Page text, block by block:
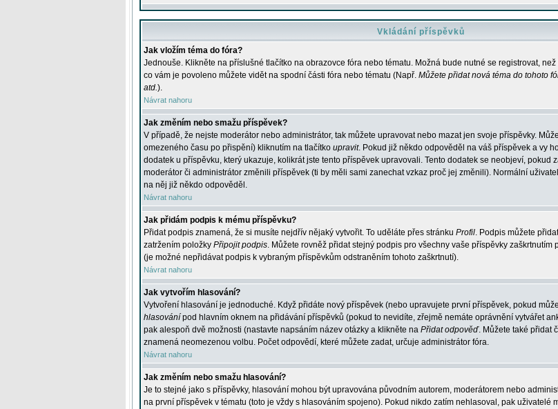
Vkládání příspěvků
Jak vložím téma do fóra?
Jednouše. Klikněte na příslušné tlačítko na obrazovce fóra nebo tématu. Možná bude nutné se registrovat,
co vám je povoleno můžete vidět na spodní části fóra nebo tématu (Např. Můžete přidat nová téma do tohoto
atd.).
Návrat nahoru
Jak změním nebo smažu příspěvek?
V případě, že nejste moderátor nebo administrátor, tak můžete upravovat nebo mazat jen svoje příspěvky.
omezeného času po přispění) kliknutím na tlačítko upravit. Pokud již někdo odpověděl na váš příspěvek a vy
dodatek u příspěvku, který ukazuje, kolikrát jste tento příspěvek upravovali. Tento dodatek se neobjeví, pokud
moderátor či administrátor změnili příspěvek (ti by měli sami zanechat vzkaz proč jej změnili). Normální
na něj již někdo odpověděl.
Návrat nahoru
Jak přidám podpis k mému příspěvku?
Přidat podpis znamená, že si musíte nejdřív nějaký vytvořit. To uděláte přes stránku Profil. Podpis můžete
zatržením položky Připojit podpis. Můžete rovněž přidat stejný podpis pro všechny vaše příspěvky
(je možné nepřidávat podpis k vybraným příspěvkům odstraněním tohoto zaškrtnutí).
Návrat nahoru
Jak vytvořím hlasování?
Vytvoření hlasování je jednoduché. Když přidáte nový příspěvek (nebo upravujete první příspěvek, pokud
hlasování pod hlavním oknem na přidávání příspěvků (pokud to nevidíte, zřejmě nemáte oprávnění vytvářet
pak alespoň dvě možnosti (nastavte napsáním název otázky a klikněte na Přidat odpověď. Můžete také přidat
znamená neomezenou volbu. Počet odpovědí, které můžete zadat, určuje administrátor fóra.
Návrat nahoru
Jak změním nebo smažu hlasování?
Je to stejné jako s příspěvky, hlasování mohou být upravována původním autorem, moderátorem nebo
na první příspěvek v tématu (toto je vždy s hlasováním spojeno). Pokud nikdo zatím nehlasoval, pak uživatelé